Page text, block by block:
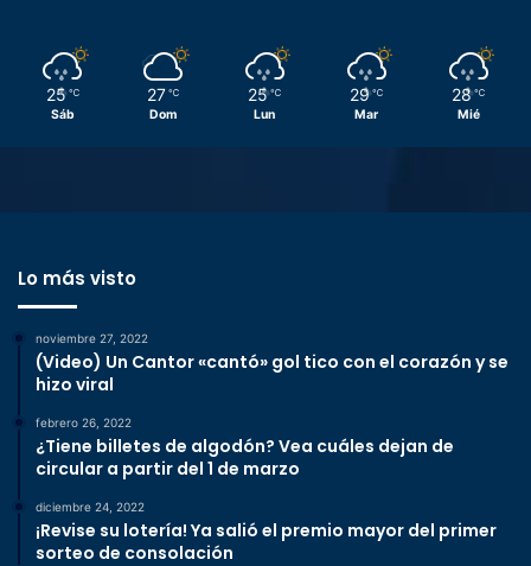
25 ℃
Sáb
27 ℃
Dom
25 ℃
Lun
29 ℃
Mar
28 ℃
Mié
Lo más visto
noviembre 27, 2022
(Video) Un Cantor «cantó» gol tico con el corazón y se
hizo viral
febrero 26, 2022
¿Tiene billetes de algodón? Vea cuáles dejan de
circular a partir del 1 de marzo
diciembre 24, 2022
¡Revise su lotería! Ya salió el premio mayor del primer
sorteo de consolación